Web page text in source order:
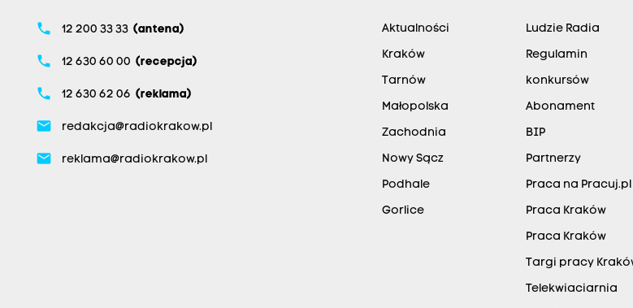
phone 12 200 33 33 (antena)
phone 12 630 60 00 (recepcja)
phone 12 630 62 06 (reklama)
email redakcja@radiokrakow.pl
email reklama@radiokrakow.pl
Aktualności
Kraków
Tarnów
Małopolska
Zachodnia
Nowy Sącz
Podhale
Gorlice
Ludzie Radia
Regulamin
konkursów
Abonament
BIP
Partnerzy
Praca na Pracuj.pl
Praca Kraków
Praca Kraków
Targi pracy
Telekwiaciarnia